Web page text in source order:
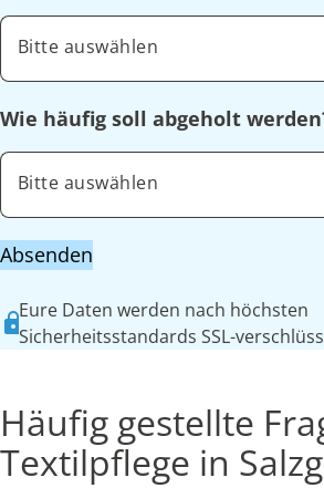
Bitte auswählen
Wie häufig soll abgeholt
Bitte auswählen
Absenden
Eure Daten werden nach höchsten
Sicherheitsstandards SSL-
Häufig gestellte
Textilpflege in